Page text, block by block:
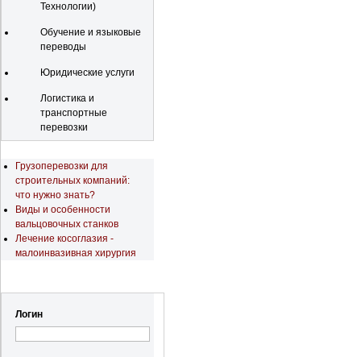
Технологии)
Обучение и языковые
переводы
Юридические услуги
Логистика и
транспортные
перевозки
Грузоперевозки для
строительных компаний:
что нужно знать?
Виды и особенности
вальцовочных станков
Лечение косоглазия -
малоинвазивная хирургия
Логин